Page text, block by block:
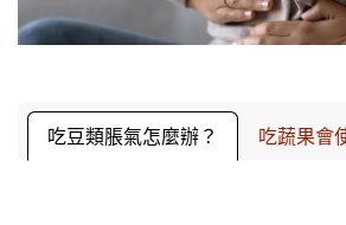
吃豆類脹氣怎麼辦？ 吃蔬果會